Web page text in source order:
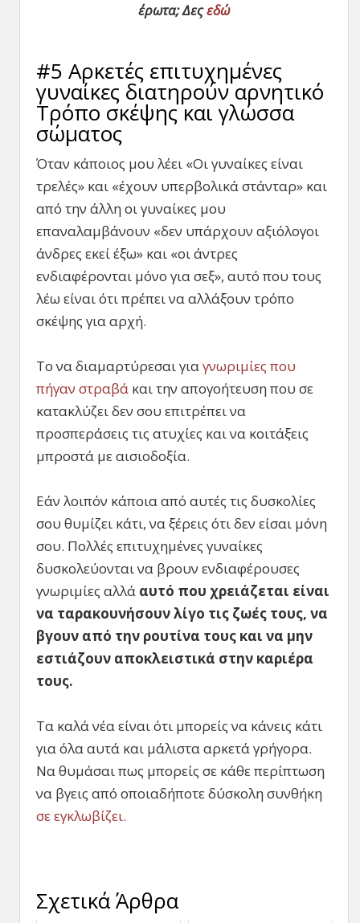
έρωτα; Δεςεδώ
#5 Αρκετές επιτυχημένες
γυναίκες διατηρούν αρνητικό
Τρόπο σκέψης και γλώσσα
σώματος
Όταν κάποιος μου λέει «Οι γυναίκες είναι
τρελές» και «έχουν υπερβολικά στάνταρ» και
από την άλλη οι γυναίκες μου
επαναλαμβάνουν «δεν υπάρχουν αξιόλογοι
άνδρες εκεί έξω» και «οι άντρες
ενδιαφέρονται μόνο για σεξ», αυτό που τους
λέω είναι ότι πρέπει να αλλάξουν τρόπο
σκέψης για αρχή.
Το να διαμαρτύρεσαι γιαγνωριμίες που
πήγαν στραβά και την απογοήτευση που σε
κατακλύζει δεν σου επιτρέπει να
προσπεράσεις τις ατυχίες και να κοιτάξεις
μπροστά με αισιοδοξία.
Εάν λοιπόν κάποια από αυτές τις δυσκολίες
σου θυμίζει κάτι, να ξέρεις ότι δεν είσαι μόνη
σου. Πολλές επιτυχημένες γυναίκες
δυσκολεύονται να βρουν ενδιαφέρουσες
γνωριμίες αλλά αυτό που χρειάζεται είναι
να ταρακουνήσουν λίγο τις ζωές τους, να
βγουν από την ρουτίνα τους και να μην
εστιάζουν αποκλειστικά στην καριέρα
τους.
Τα καλά νέα είναι ότι μπορείς να κάνεις κάτι
για όλα αυτά και μάλιστα αρκετά γρήγορα.
Να θυμάσαι πως μπορείς σε κάθε περίπτωση
να βγεις από οποιαδήποτε δύσκολη συνθήκη
σε εγκλωβίζει.
Σχετικά Άρθρα